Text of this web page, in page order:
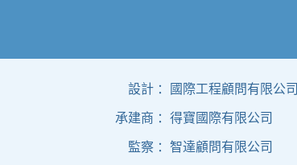
設計 ： 國際工程顧問有限公司
承建商 ：得寶國際有限公司
監察 ：智達顧問有限公司